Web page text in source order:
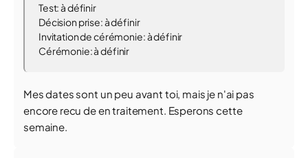
Test: à définir
Décision prise: à définir
Invitation de cérémonie: à définir
Cérémonie: à définir
Mes dates sont un peu avant toi, mais je n'ai pas
encore recu de en traitement. Esperons cette
semaine.